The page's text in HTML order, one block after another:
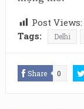
Post Views:
Tags:
Delhi
Share 0